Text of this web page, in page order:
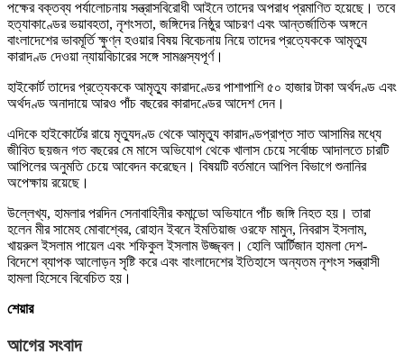
পক্ষের বক্তব্য পর্যালোচনায় সন্ত্রাসবিরোধী আইনে তাদের অপরাধ প্রমাণিত হয়েছে। তবে
হত্যাকাণ্ডের ভয়াবহতা, নৃশংসতা, জঙ্গিদের নিষ্ঠুর আচরণ এবং আন্তর্জাতিক অঙ্গনে
বাংলাদেশের ভাবমূর্তি ক্ষুণ্ন হওয়ার বিষয় বিবেচনায় নিয়ে তাদের প্রত্যেককে আমৃত্যু
কারাদণ্ড দেওয়া ন্যায়বিচারের সঙ্গে সামঞ্জস্যপূর্ণ।
হাইকোর্ট তাদের প্রত্যেককে আমৃত্যু কারাদণ্ডের পাশাপাশি ৫০ হাজার টাকা অর্থদণ্ড এবং
অর্থদণ্ড অনাদায়ে আরও পাঁচ বছরের কারাদণ্ডের আদেশ দেন।
এদিকে হাইকোর্টের রায়ে মৃত্যুদণ্ড থেকে আমৃত্যু কারাদণ্ডপ্রাপ্ত সাত আসামির মধ্যে
জীবিত ছয়জন গত বছরের মে মাসে অভিযোগ থেকে খালাস চেয়ে সর্বোচ্চ আদালতে চারটি
আপিলের অনুমতি চেয়ে আবেদন করেছেন। বিষয়টি বর্তমানে আপিল বিভাগে শুনানির
অপেক্ষায় রয়েছে।
উল্লেখ্য, হামলার পরদিন সেনাবাহিনীর কমান্ডো অভিযানে পাঁচ জঙ্গি নিহত হয়। তারা
হলেন মীর সামেহ মোবাশ্বের, রোহান ইবনে ইমতিয়াজ ওরফে মামুন, নিবরাস ইসলাম,
খায়রুল ইসলাম পায়েল এবং শফিকুল ইসলাম উজ্জ্বল। হোলি আর্টিজান হামলা দেশ-
বিদেশে ব্যাপক আলোড়ন সৃষ্টি করে এবং বাংলাদেশের ইতিহাসে অন্যতম নৃশংস সন্ত্রাসী
হামলা হিসেবে বিবেচিত হয়।
শেয়ার
আগের সংবাদ